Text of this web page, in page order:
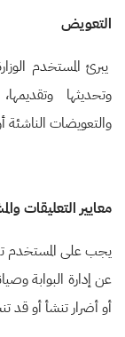
التعويض
يبرئ المستخدم
وتحديثها
والتعويضات الناشئة
معايير التعليقات
يجب على المستخدم
عن إدارة البوابة
أو أضرار تنشأ أو قد